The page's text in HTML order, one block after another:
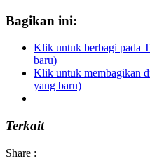
Bagikan ini:
Klik untuk berbagi pada
baru)
Klik untuk membagikan
yang baru)
Terkait
Share :